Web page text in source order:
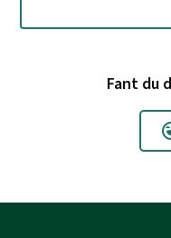
Fant du